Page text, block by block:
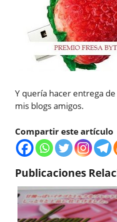
Y quería hacer entrega
mis blogs amigos.
Compartir este artículo
Publicaciones